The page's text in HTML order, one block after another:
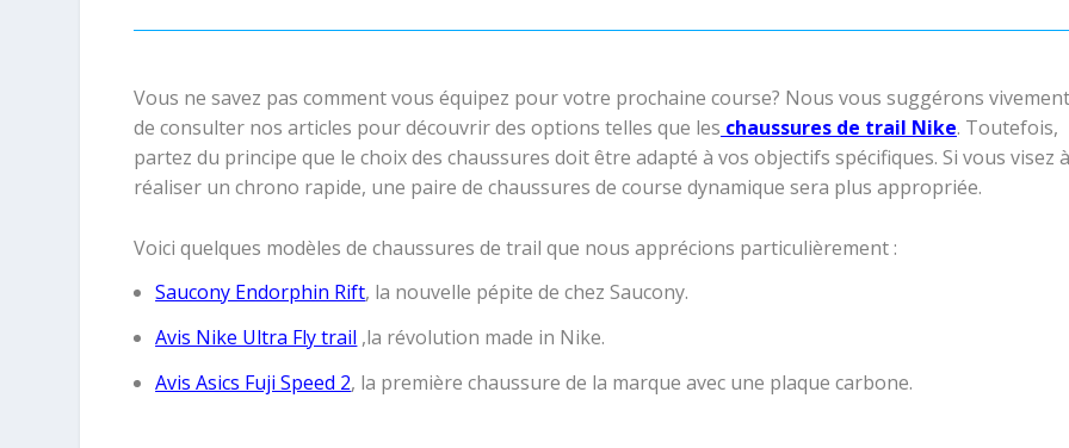
Vous ne savez pas comment vous équipez pour votre prochaine course? Nous vous suggérons vivement
de consulter nos articles pour découvrir des options telles que les chaussures de trail Nike. Toutefois,
partez du principe que le choix des chaussures doit être adapté à vos objectifs spécifiques. Si vous visez à
réaliser un chrono rapide, une paire de chaussures de course dynamique sera plus appropriée.
Voici quelques modèles de chaussures de trail que nous apprécions particulièrement :
Saucony Endorphin Rift, la nouvelle pépite de chez Saucony.
Avis Nike Ultra Fly trail ,la révolution made in Nike.
Avis Asics Fuji Speed 2, la première chaussure de la marque avec une plaque carbone.